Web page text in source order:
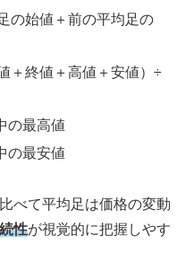
の始値＋前の平均足の
＋終値＋高値＋安値）÷
の最高値
の最安値
べて平均足は価格の変動
性が視覚的に把握しやす